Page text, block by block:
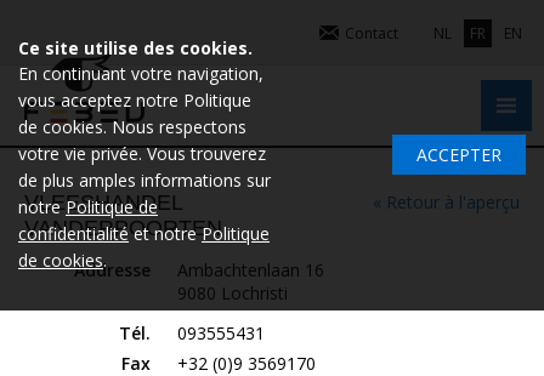
Contact NL FR EN
« Retour à l'aperçu
VLEESHANDEL
VANDERPOORTEN
Addresse
Ambachtenlaan 16
9080 Lochristi
Tél.
093555431
Fax
+32 (0)9 3569170
Ce site utilise des cookies.
En continuant votre navigation,
vous acceptez notre Politique
de cookies. Nous respectons
votre vie privée. Vous trouverez
de plus amples informations sur
notrePolitique de
confidentialitéet notrePolitique
de cookies.
ACCEPTER